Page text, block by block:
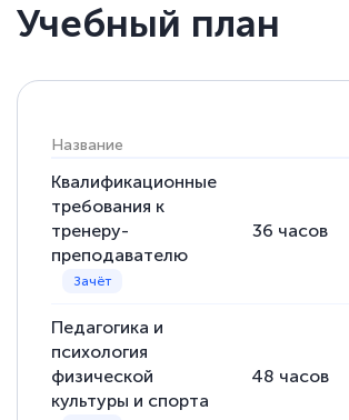
Учебный план
Название
Квалификационные
требования к
тренеру-
преподавателю
36 часов
Педагогика и
психология
физической
культуры и спорта
48 часов